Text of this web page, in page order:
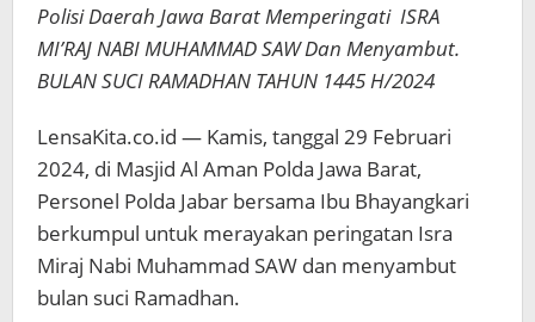
Polisi Daerah Jawa Barat Memperingati ISRA
MI’RAJ NABI MUHAMMAD SAW Dan Menyambut.
BULAN SUCI RAMADHAN TAHUN 1445 H/2024
LensaKita.co.id — Kamis, tanggal 29 Februari
2024, di Masjid Al Aman Polda Jawa Barat,
Personel Polda Jabar bersama Ibu Bhayangkari
berkumpul untuk merayakan peringatan Isra
Miraj Nabi Muhammad SAW dan menyambut
bulan suci Ramadhan.